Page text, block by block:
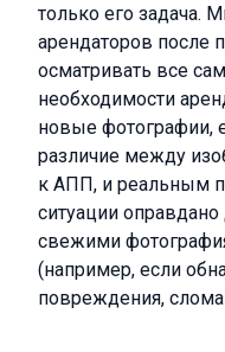
только его задача.
арендаторов после
осматривать все
необходимости
новые фотографии,
различие между
к АПП, и реальным
ситуации
свежими
(например, если
повреждения,